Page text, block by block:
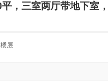
，三室两厅带地下室
层